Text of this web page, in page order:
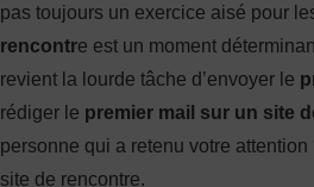
pas toujours un exercice aisé pour
rencontre est un moment
revient la lourde tâche d’envoyer le
rédiger le premier mail sur un site
personne qui a retenu votre
site de rencontre.